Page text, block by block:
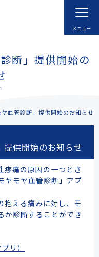
モヤモヤ血管とは
よくあるご質問
お知らせ
INFORMATION
RESERVATIONS
断」提供開始の
血管診断」提供開始のお知らせ
供開始のお知らせ
疼痛の原因の一つとさ
ヤモヤ血管診断」アプ
抱える痛みに対し、モ
か診断することができ
リ）